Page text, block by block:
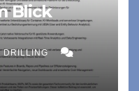
Blick
DRILLING